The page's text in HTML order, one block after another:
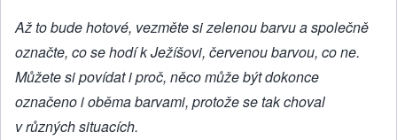
Až to bude hotové, vezměte si zelenou barvu a společně
označte, co se hodí k Ježíšovi, červenou barvou, co ne.
Můžete si povídat i proč, něco může být dokonce
označeno i oběma barvami, protože se tak choval
v různých situacích.